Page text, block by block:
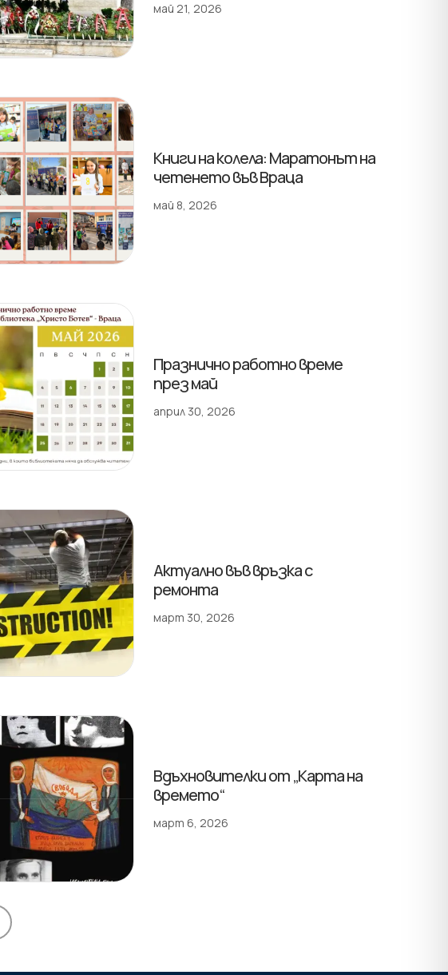
май 21, 2026
Книги на колела: Маратонът на
четенето във Враца
май 8, 2026
Празнично работно време
през май
април 30, 2026
Актуално във връзка с
ремонта
март 30, 2026
Вдъхновителки от „Карта на
времето“
март 6, 2026